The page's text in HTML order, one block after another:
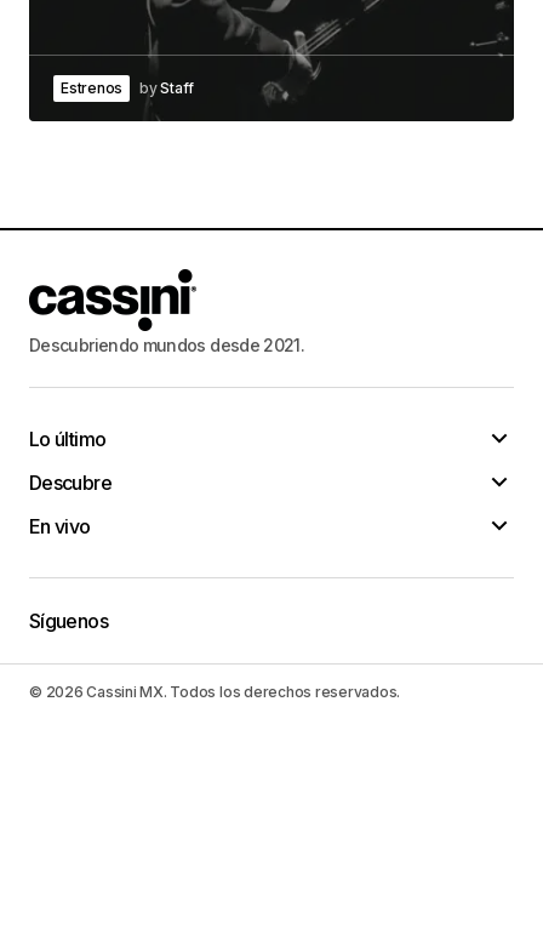
Estrenos byStaff
Descubriendo mundos desde 2021.
Lo último
Descubre
En vivo
Síguenos
© 2026 Cassini MX. Todos los derechos reservados.